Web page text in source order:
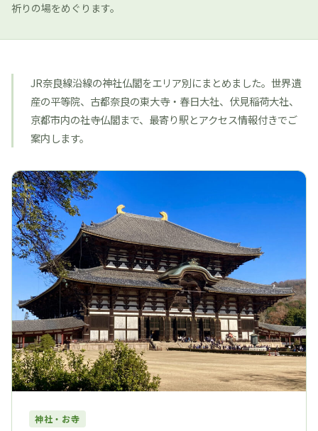
祈りの場をめぐります。
JR奈良線沿線の神社仏閣をエリア別にまとめました。世界遺
産の平等院、古都奈良の東大寺・春日大社、伏見稲荷大社、
京都市内の社寺仏閣まで、最寄り駅とアクセス情報付きでご
案内します。
神社・お寺